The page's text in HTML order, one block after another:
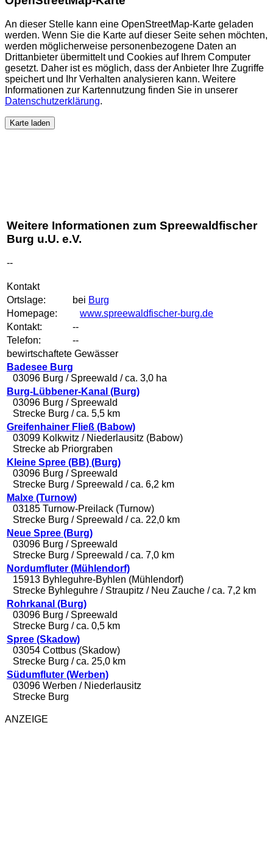
An dieser Stelle kann eine OpenStreetMap-Karte geladen
werden. Wenn Sie die Karte auf dieser Seite sehen möchten,
werden möglicherweise personenbezogene Daten an
Drittanbieter übermittelt und Cookies auf Ihrem Computer
gesetzt. Daher ist es möglich, dass der Anbieter Ihre Zugriffe
speichert und Ihr Verhalten analysieren kann. Weitere
Informationen zur Kartennutzung finden Sie in unserer
Datenschutzerklärung.
Karte laden
Weitere Informationen zum Spreewaldfischer
Burg u.U. e.V.
--
Kontakt
Ortslage:
bei Burg
Homepage:
www.spreewaldfischer-burg.de
Kontakt:
--
Telefon:
--
bewirtschaftete Gewässer
Badesee Burg
03096 Burg / Spreewald / ca. 3,0 ha
Burg-Lübbener-Kanal (Burg)
03096 Burg / Spreewald
Strecke Burg / ca. 5,5 km
Greifenhainer Fließ (Babow)
03099 Kolkwitz / Niederlausitz (Babow)
Strecke ab Priorgraben
Kleine Spree (BB) (Burg)
03096 Burg / Spreewald
Strecke Burg / Spreewald / ca. 6,2 km
Malxe (Turnow)
03185 Turnow-Preilack (Turnow)
Strecke Burg / Spreewald / ca. 22,0 km
Neue Spree (Burg)
03096 Burg / Spreewald
Strecke Burg / Spreewald / ca. 7,0 km
Nordumfluter (Mühlendorf)
15913 Byhleguhre-Byhlen (Mühlendorf)
Strecke Byhleguhre / Straupitz / Neu Zauche / ca. 7,2 km
Rohrkanal (Burg)
03096 Burg / Spreewald
Strecke Burg / ca. 0,5 km
Spree (Skadow)
03054 Cottbus (Skadow)
Strecke Burg / ca. 25,0 km
Südumfluter (Werben)
03096 Werben / Niederlausitz
Strecke Burg
ANZEIGE